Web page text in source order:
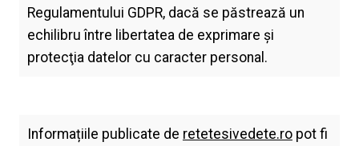
Regulamentului GDPR, dacă se păstrează un
echilibru între libertatea de exprimare şi
protecţia datelor cu caracter personal.
Informațiile publicate de retetesivedete.ropot fi